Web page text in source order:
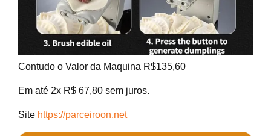
Contudo o Valor da Maquina R$135,60
Em até 2x R$ 67,80 sem juros.
Site https://parceiroon.net